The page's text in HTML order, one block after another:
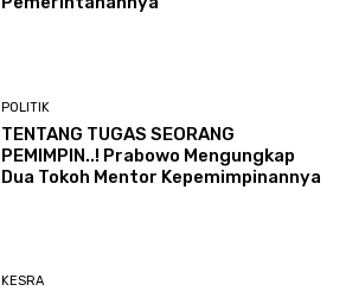
POLITIK
TENTANG TUGAS SEORANG
PEMIMPIN..! Prabowo Mengungkap
Dua Tokoh Mentor Kepemimpinannya
KESRA